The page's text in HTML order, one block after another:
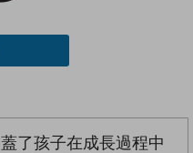
了孩子在成長過程中